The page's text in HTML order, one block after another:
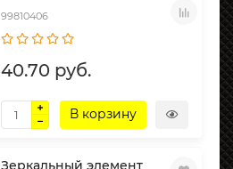
99810406
40.70 руб.
В корзину
Зеркальный элемент